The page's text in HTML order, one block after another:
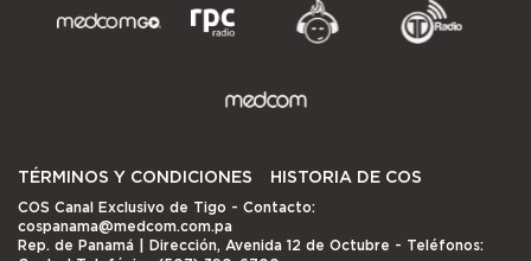
TÉRMINOS Y CONDICIONES HISTORIA DE COS
COS Canal Exclusivo de Tigo - Contacto:
cospanama@medcom.com.pa
Rep. de Panamá | Dirección, Avenida 12 de Octubre - Teléfonos: